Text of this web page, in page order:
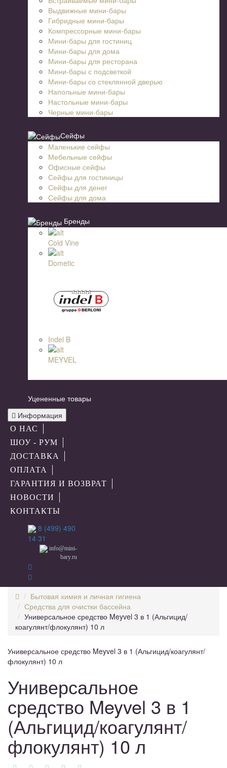
Выдвижные мини-бары
Гибридные мини-бары
Компрессорные мини-бары
Мини-бары для гостиниц
Мини-бары для дома
Мини-бары для ресторана
Мини-бары с подсветкой
Мини-бары со стеклянной дверью
Напольные мини-бары
Настольные мини-бары
Черные мини-бары
Сейфы
Маленькие сейфы
Мебельные сейфы
Офисные сейфы
Сейфы для гостиницы
Сейфы для денег
Сейфы для дома
Бренды
Cold Vine
Dometic
Indel B
MEYVEL
Уцененные товары
Информация
О НАС
ШОУ - РУМ
ДОСТАВКА
ОПЛАТА
ГАРАНТИЯ И ВОЗВРАТ
НОВОСТИ
КОНТАКТЫ
8 (499) 490
14 31
info@mini-
bary.ru
Бытовая химия и личная гигиена
Средства для очистки бассейна
Универсальное средство Meyvel 3 в 1 (Альгицид/
коагулянт/флокулянт) 10 л
Универсальное средство Meyvel 3 в 1 (Альгицид/коагулянт/
флокулянт) 10 л
Универсальное
средство Meyvel 3 в 1
(Альгицид/коагулянт/
флокулянт) 10 л